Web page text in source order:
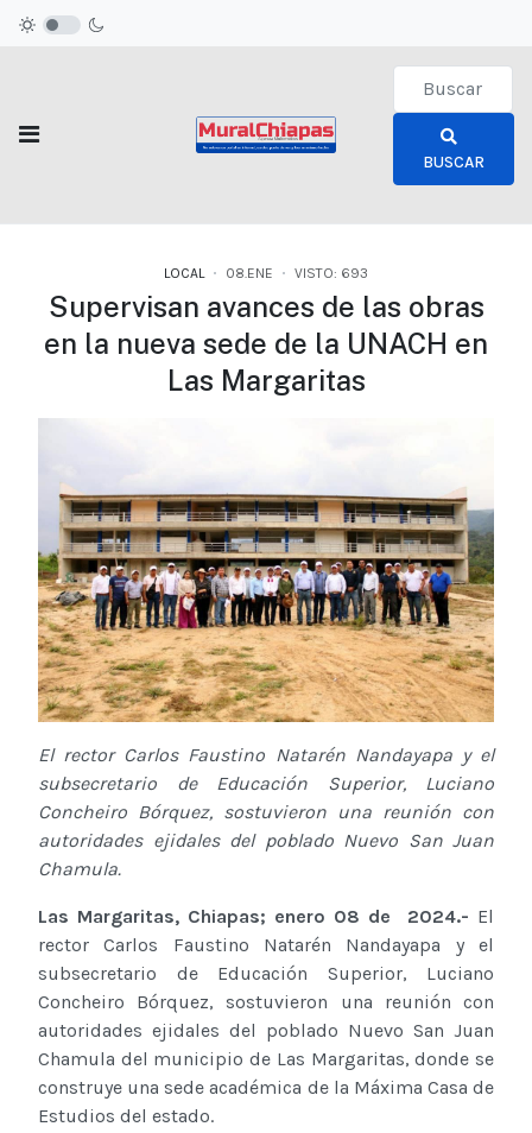
Type 2 or
BUSCAR
LOCAL 08.ENE VISTO: 693
Supervisan avances de las obras
en la nueva sede de la UNACH en
Las Margaritas
El rector Carlos Faustino Natarén Nandayapa y el
subsecretario de Educación Superior, Luciano
Concheiro Bórquez, sostuvieron una reunión con
autoridades ejidales del poblado Nuevo San Juan
Chamula.
Las Margaritas, Chiapas; enero 08 de 2024.- El
rector Carlos Faustino Natarén Nandayapa y el
subsecretario de Educación Superior, Luciano
Concheiro Bórquez, sostuvieron una reunión con
autoridades ejidales del poblado Nuevo San Juan
Chamula del municipio de Las Margaritas, donde se
construye una sede académica de la Máxima Casa de
Estudios del estado.